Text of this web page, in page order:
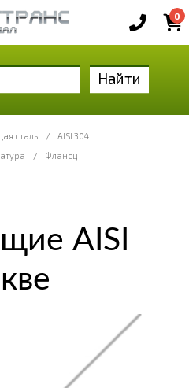
0
Найти
сталь /
AISI 304
/ Фланец
AISI